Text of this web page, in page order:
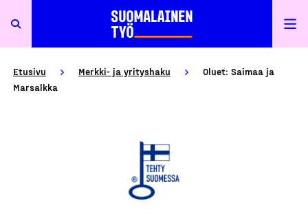
Etusivu Merkki- ja yrityshaku
Oluet: Saimaa ja
Marsalkka